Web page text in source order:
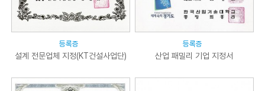
등록증
설계 전문업체 지정(KT건설사업단)
등록증
산업 패밀리 기업 지정서